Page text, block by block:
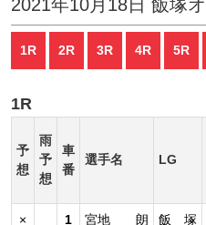
2021年10月18日 飯塚
1R 2R 3R 4R 5R
1R
予
想
雨
予
想
車
番
選手名 LG
× 1 宮地 朗 飯 塚